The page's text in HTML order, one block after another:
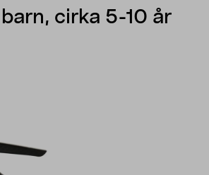
cirka 5-10 år